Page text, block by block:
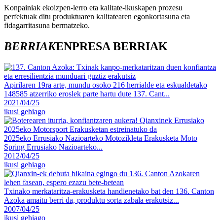
Konpainiak ekoizpen-lerro eta kalitate-ikuskapen prozesu
perfektuak ditu produktuaren kalitatearen egonkortasuna eta
fidagarritasuna bermatzeko.
BERRIAKENPRESA BERRIAK
Apirilaren 19ra arte, mundu osoko 216 herrialde eta eskualdetako
148585 atzerriko eroslek parte hartu dute 137. Cant...
2021/04/25
ikusi gehiago
2025eko Errusiako Nazioarteko Motozikleta Erakusketa Moto
Spring Errusiako Nazioarteko...
2012/04/25
ikusi gehiago
Txinako merkataritza-erakusketa handienetako bat den 136. Canton
Azoka amaitu berri da, produktu sorta zabala erakutsiz...
2007/04/25
ikusi gehiago